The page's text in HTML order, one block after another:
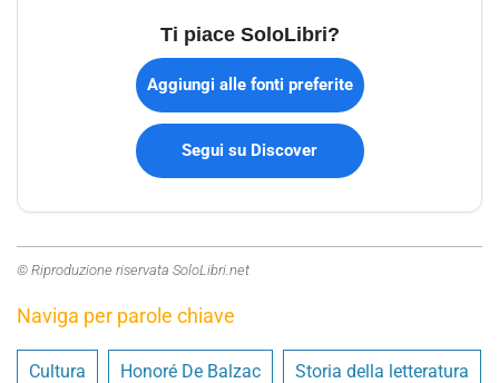
Ti piace SoloLibri?
Aggiungi alle fonti preferite
Segui su Discover
© Riproduzione riservata SoloLibri.net
Naviga per parole chiave
Cultura Honoré De Balzac Storia della letteratura